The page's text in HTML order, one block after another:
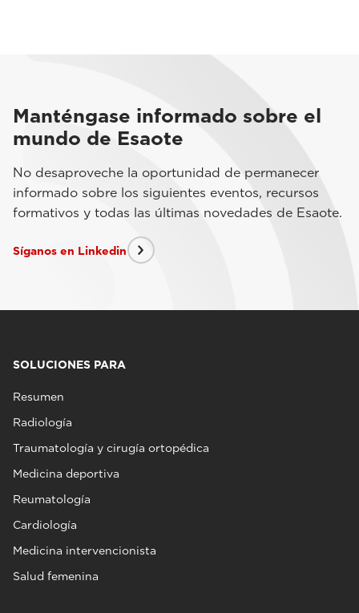
Manténgase informado sobre el
mundo de Esaote
No desaproveche la oportunidad de permanecer
informado sobre los siguientes eventos, recursos
formativos y todas las últimas novedades de Esaote.
Síganos en Linkedin
SOLUCIONES PARA
Resumen
Radiología
Traumatología y cirugía ortopédica
Medicina deportiva
Reumatología
Cardiología
Medicina intervencionista
Salud femenina